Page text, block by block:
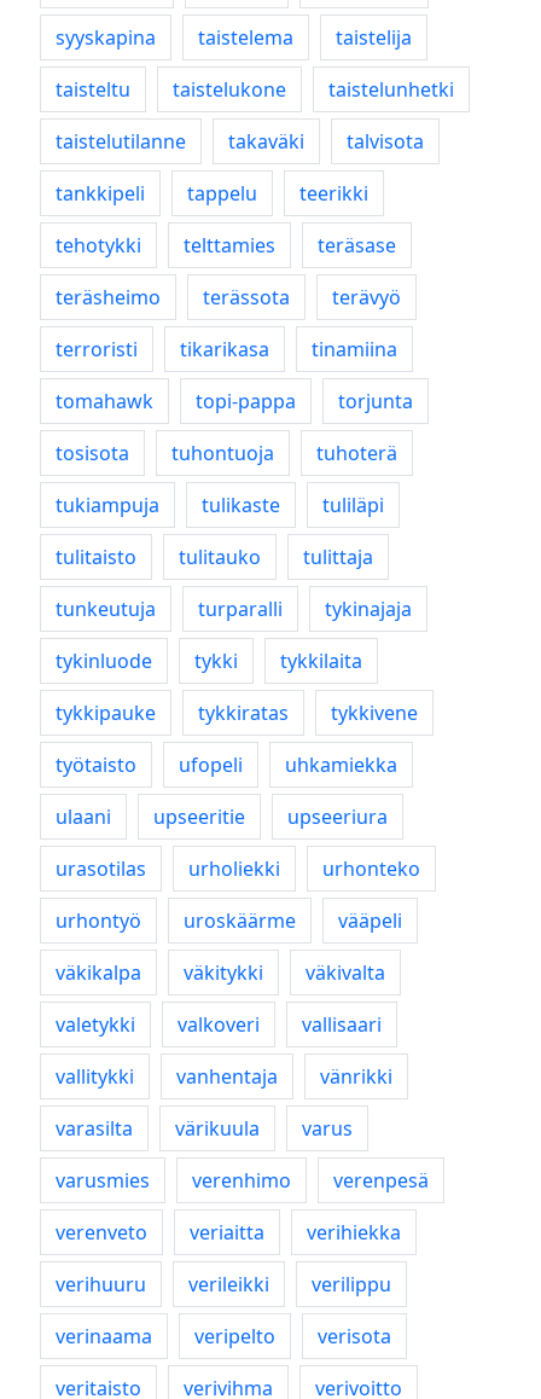
syyskapina
taistelema
taistelija
taisteltu
taistelukone
taistelunhetki
taistelutilanne
takaväki
talvisota
tankkipeli
tappelu
teerikki
tehotykki
telttamies
teräsase
teräsheimo
terässota
terävyö
terroristi
tikarikasa
tinamiina
tomahawk
topi-pappa
torjunta
tosisota
tuhontuoja
tuhoterä
tukiampuja
tulikaste
tuliläpi
tulitaisto
tulitauko
tulittaja
tunkeutuja
turparalli
tykinajaja
tykinluode
tykki
tykkilaita
tykkipauke
tykkiratas
tykkivene
työtaisto
ufopeli
uhkamiekka
ulaani
upseeritie
upseeriura
urasotilas
urholiekki
urhonteko
urhontyö
uroskäärme
vääpeli
väkikalpa
väkitykki
väkivalta
valetykki
valkoveri
vallisaari
vallitykki
vanhentaja
vänrikki
varasilta
värikuula
varus
varusmies
verenhimo
verenpesä
verenveto
veriaitta
verihiekka
verihuuru
verileikki
verilippu
verinaama
veripelto
verisota
veritaisto
verivihma verivoitto